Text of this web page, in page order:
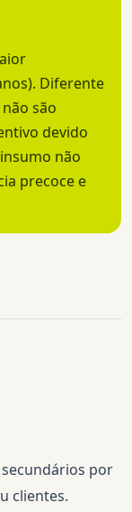
Diferente
são
devido
não
precoce e
por
clientes.